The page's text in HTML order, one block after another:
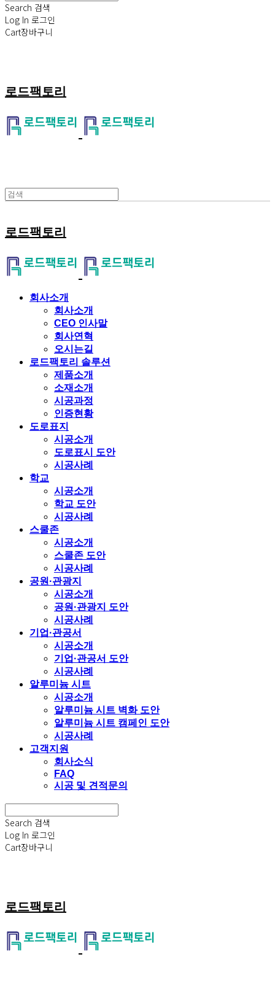
Search 검색
Log In 로그인
Cart장바구니
로드팩토리
로드팩토리
회사소개
회사소개
CEO 인사말
회사연혁
오시는길
로드팩토리 솔루션
제품소개
소재소개
시공과정
인증현황
도로표지
시공소개
도로표시 도안
시공사례
학교
시공소개
학교 도안
시공사례
스쿨존
시공소개
스쿨존 도안
시공사례
공원·관광지
시공소개
공원·관광지 도안
시공사례
기업·관공서
시공소개
기업·관공서 도안
시공사례
알루미늄 시트
시공소개
알루미늄 시트 벽화 도안
알루미늄 시트 캠페인 도안
시공사례
고객지원
회사소식
FAQ
시공 및 견적문의
Search 검색
Log In 로그인
Cart장바구니
로드팩토리